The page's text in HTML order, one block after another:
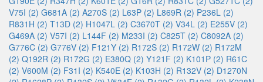
V75I (2) G681A (2) A270S (2) L63P (2) L869R (2) P236L (2)
R831H (2) T13D (2) H1047L (2) C3670T (2) V34L (2) E255V (2)
G469A (2) V57I (2) L144F (2) M233I (2) C825T (2) C8092A (2)
G776C (2) G776V (2) F121Y (2) R172S (2) R172W (2) R172M
(2) Q192R (2) R172G (2) E380Q (2) Y121F (2) K101P (2) R61C
(2) V600M (2) F31I (2) K540E (2) K103H (2) R132V (2) D1270N